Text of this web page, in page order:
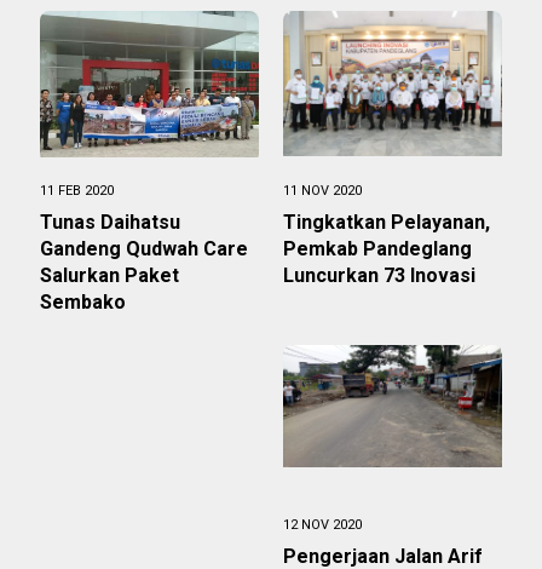
11 FEB 2020
Tunas Daihatsu
Gandeng Qudwah Care
Salurkan Paket
Sembako
11 NOV 2020
Tingkatkan Pelayanan,
Pemkab Pandeglang
Luncurkan 73 Inovasi
12 NOV 2020
Pengerjaan Jalan Arif